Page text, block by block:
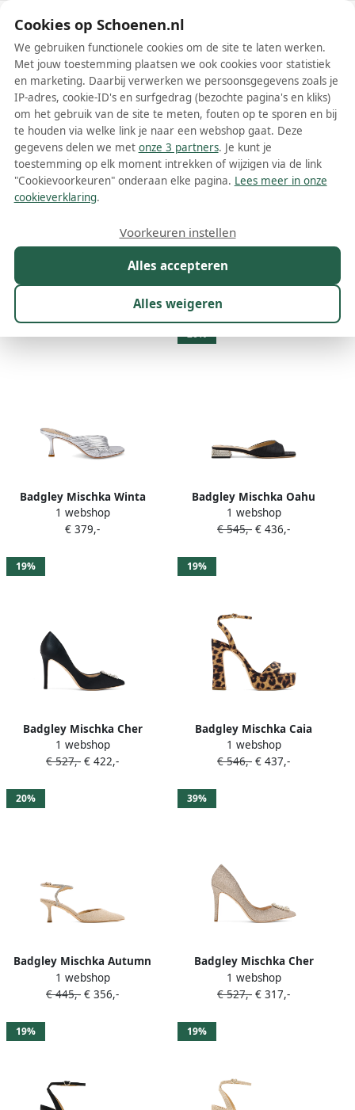
Schoenen.nl
Wis filters Alle filters
Badgley Mischka schoenen
Meer lezen
Kleur Prijs
11 resultaten:
Badgley Mischka Winta
geknoopte sandalen Zilver
1 webshop
€ 379,-
20%
Badgley Mischka Oahu
zijden sandalen verfraaid
met kristallen Zwart
1 webshop
€ 545,- € 436,-
19%
Badgley Mischka Cher
pumps verfraaid met
kristallen Zwart
1 webshop
€ 527,- € 422,-
19%
Badgley Mischka Caia
sandalen met plateauzool
en dierenprint Beige
1 webshop
€ 546,- € 437,-
20%
Badgley Mischka Autumn
pumps verfraaid met
kristallen en enkelbandje
1 webshop
€ 445,- € 356,-
39%
Badgley Mischka Cher
pumps verfraaid met
kristallen Goud
1 webshop
€ 527,- € 317,-
19% 19%
Cookies op Schoenen.nl
We gebruiken functionele cookies om de site te laten werken.
Met jouw toestemming plaatsen we ook cookies voor statistiek
en marketing. Daarbij verwerken we persoonsgegevens zoals je
IP-adres, cookie-ID's en surfgedrag (bezochte pagina's en kliks)
om het gebruik van de site te meten, fouten op te sporen en bij
te houden via welke link je naar een webshop gaat. Deze
gegevens delen we met onze 3 partners. Je kunt je
toestemming op elk moment intrekken of wijzigen via de link
"Cookievoorkeuren" onderaan elke pagina. Lees meer in onze
cookieverklaring.
Alles accepteren
Alles weigeren
Voorkeuren instellen